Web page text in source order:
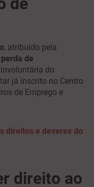
, atribuído pela
de
do
já inscrito no Centro
de Emprego e
direitos e deveres do
direito ao